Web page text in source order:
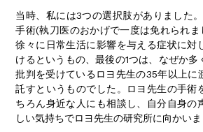
当時、私には3つの選択肢がありました
手術(執刀医のおかげで一度は免れられま
徐々に日常生活に影響を与える症状に対
けるというもの、最後の1つは、なぜか多
批判を受けているロヨ先生の35年以上に
託すというものでした。ロヨ先生の手術
ちろん身近な人にも相談し、自分自身の
しい気持ちでロヨ先生の研究所に向かいま